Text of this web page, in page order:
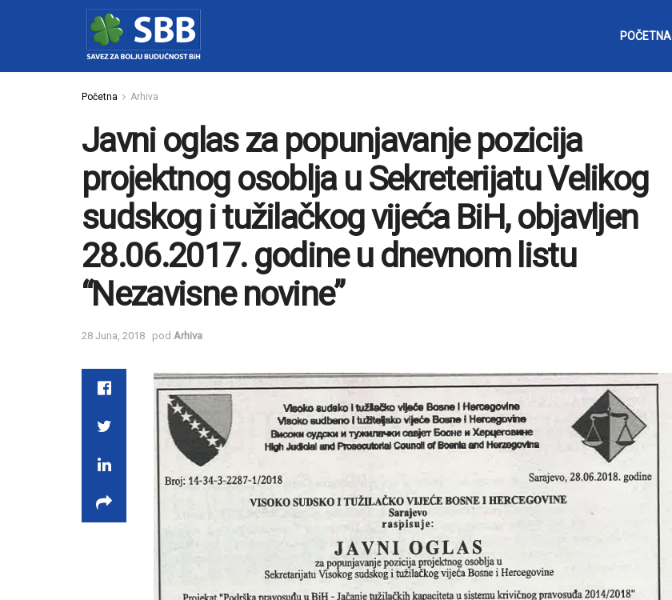
POČETNA
Početna Arhiva
Javni oglas za popunjavanje pozicija
projektnog osoblja u Sekreterijatu Velikog
sudskog i tužilačkog vijeća BiH, objavljen
28.06.2017. godine u dnevnom listu
“Nezavisne novine”
28 Juna, 2018 pod Arhiva